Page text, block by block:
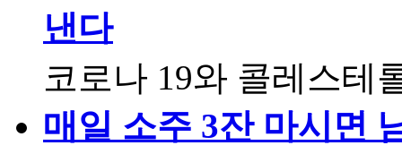
낸다
코로나 19와 콜레스
매일 소주 3잔 마시면